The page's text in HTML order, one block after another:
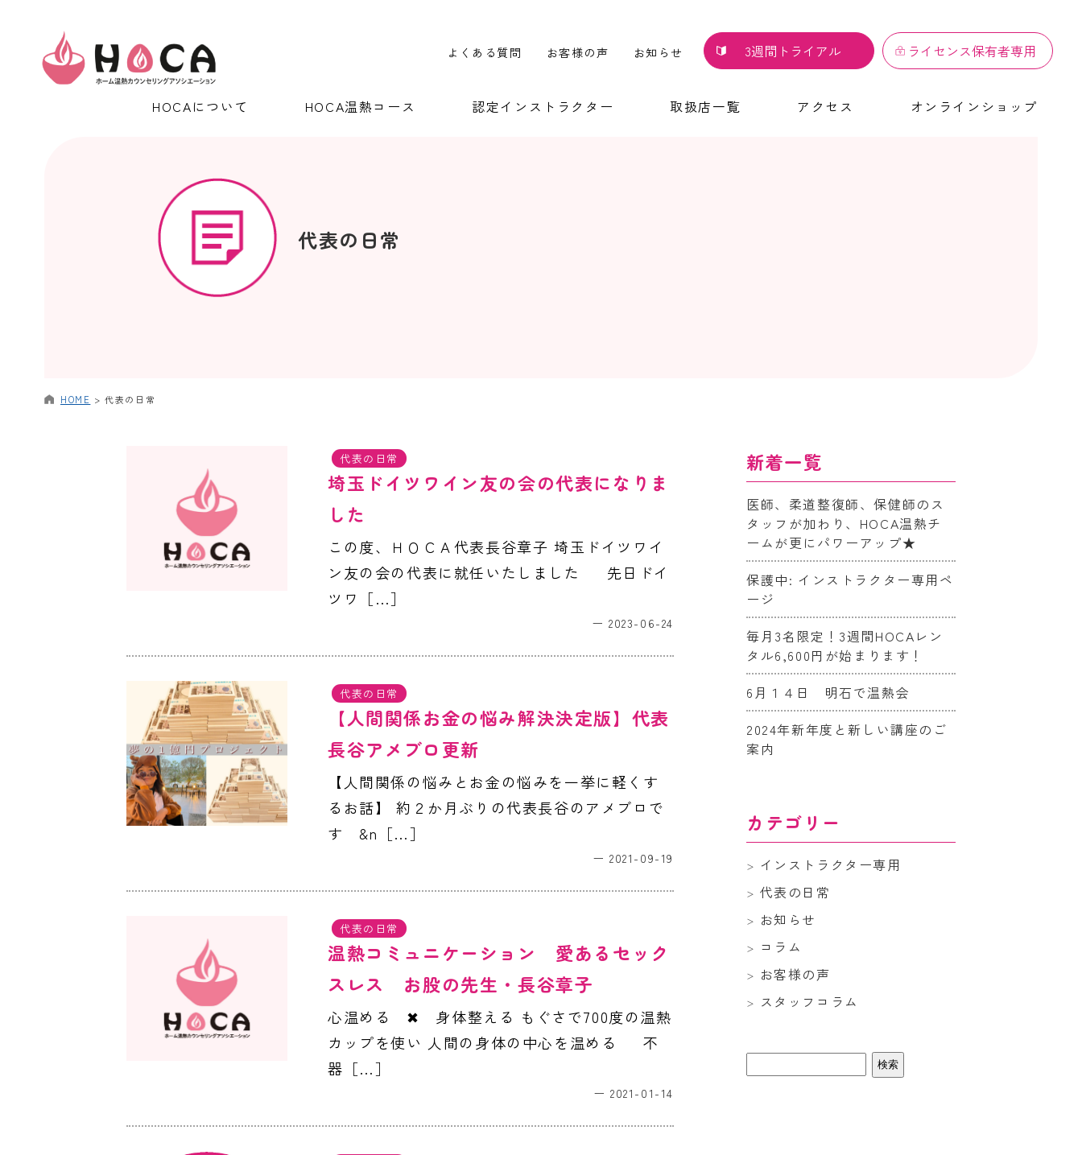
3週間トライアル ライセンス保有者専用
よくある質問 お客様の声 お知らせ
HOCAについて HOCA温熱コース 認定インストラクター 取扱店一覧 アクセス オンラインショップ
代表の日常
HOME >代表の日常
代表の日常
埼玉ドイツワイン友の会の代表になりま
した
この度、ＨＯＣＡ代表長谷章子 埼玉ドイツワイ
ン友の会の代表に就任いたしました 先日ドイ
ツワ［…］
2023-06-24
代表の日常
【人間関係お金の悩み解決決定版】代表
長谷アメブロ更新
【人間関係の悩みとお金の悩みを一挙に軽くす
るお話】 約２か月ぶりの代表長谷のアメブロで
す &n［…］
2021-09-19
代表の日常
温熱コミュニケーション 愛あるセック
スレス お股の先生・長谷章子
心温める ✖︎ 身体整える もぐさで700度の温熱
カップを使い 人間の身体の中心を温める 不
器［…］
2021-01-14
新着一覧
医師、柔道整復師、保健師のス
タッフが加わり、HOCA温熱チ
ームが更にパワーアップ★
保護中: インストラクター専用ペ
ージ
毎月3名限定！3週間HOCAレン
タル6,600円が始まります！
6月１４日 明石で温熱会
2024年新年度と新しい講座のご
案内
カテゴリー
インストラクター専用
代表の日常
お知らせ
コラム
お客様の声
スタッフコラム
検
索: